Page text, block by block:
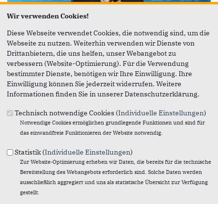
Norbert Mörs, Oberkreisdirektor und Landrat des Rheinisch-
Bergischen Kreises 1997-2004, zum Tode von Holger Müller
Holger Müller war ein Mensch mit starken Überzeugungen.
Seine Meinung vertrat er konsequent. Da konnte es passieren,
dass man unterschiedlicher Auffassung war und sich mit ihm
Konkurrenten, auch unter Parteifreunden war Holger Müller
eine harte Nuss. Mit Holger Müller konnte man sich streiten,
aber er hatte die Größe, stets aus einem Gegeneinander
wieder ein Miteinander zu kreieren, denn er wusste um den
Wert von Freundschaft. So trauere ich um einen streitbaren,
Wir verwenden Cookies!
Diese Webseite verwendet Cookies, die notwendig sind, um die
Webseite zu nutzen. Weiterhin verwenden wir Dienste von
Drittanbietern, die uns helfen, unser Webangebot zu
verbessern (Website-Optimierung). Für die Verwendung
bestimmter Dienste, benötigen wir Ihre Einwilligung. Ihre
Einwilligung können Sie jederzeit widerrufen. Weitere
Informationen finden Sie in unserer Datenschutzerklärung.
Technisch notwendige Cookies (Individuelle Einstellungen)
Notwendige Cookies ermöglichen grundlegende Funktionen und sind für
das einwandfreie Funktionieren der Website notwendig.
Statistik (Individuelle Einstellungen)
Zur Website-Optimierung erheben wir Daten, die bereits für die technische
Bereitstellung des Webangebots erforderlich sind. Solche Daten werden
ausschließlich aggregiert und uns als statistische Übersicht zur Verfügung
gestellt.